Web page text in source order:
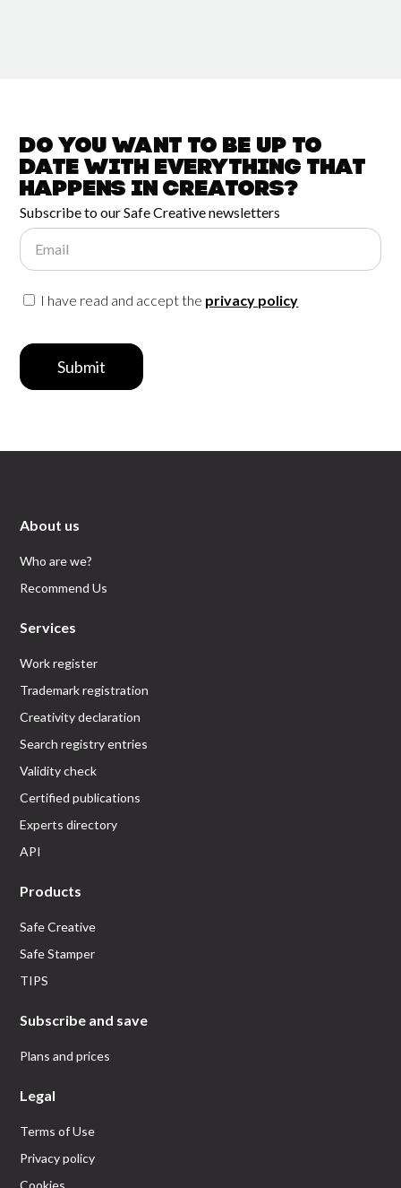
Do you want to be up to
date witheverything that
happens inCreators?
Subscribe to our Safe Creative newsletters
Email
I have read and accept the privacy policy
Submit
About us
Who are we?
Recommend Us
Services
Work register
Trademark registration
Creativity declaration
Search registry entries
Validity check
Certified publications
Experts directory
API
Products
Safe Creative
Safe Stamper
TIPS
Subscribe and save
Plans and prices
Legal
Terms of Use
Privacy policy
Cookies